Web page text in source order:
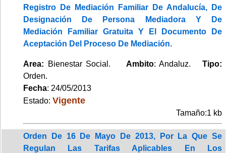
Registro De Mediación Familiar De Andalucía, De
Designación De Persona Mediadora Y De
Mediación Familiar Gratuita Y El Documento De
Aceptación Del Proceso De Mediación.
Area: Bienestar Social. Ambito: Andaluz.Tipo:
Orden.
Fecha: 24/05/2013
Estado: Vigente
Tamaño:1 kb
Orden De 16 De Mayo De 2013, Por La Que Se
Regulan Las Tarifas Aplicables En Los